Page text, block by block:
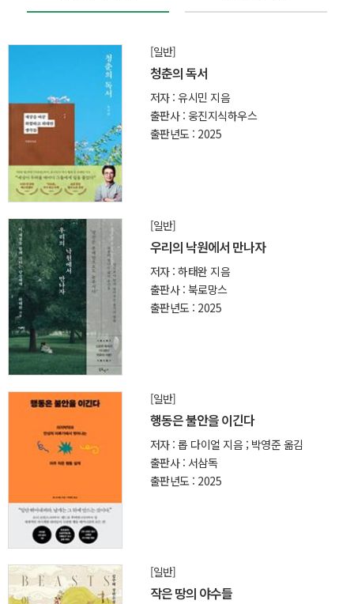
[일반]
청춘의 독서
저자 : 유시민 지음
출판사 : 웅진지식하우스
출판년도 : 2025
[일반]
우리의 낙원에서 만나자
저자 : 하태완 지음
출판사 : 북로망스
출판년도 : 2025
[일반]
행동은 불안을 이긴다
저자 : 롭 다이얼 지음 ; 박영준 옮김
출판사 : 서삼독
출판년도 : 2025
[일반]
작은 땅의 야수들